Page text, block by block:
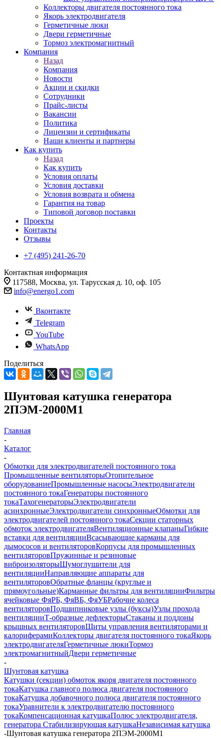
Коллекторы двигателя постоянного тока
Якорь электродвигателя
Герметичные люки
Двери герметичные
Тормоз электромагнитный
Компания
Назад
Компания
Новости
Акции и скидки
Сотрудники
Прайс-листы
Вакансии
Политика
Лицензии и сертификаты
Наши клиенты и партнеры
Как купить
Назад
Как купить
Условия оплаты
Условия доставки
Условия возврата и обмена
Гарантия на товар
Типовой договор поставки
Проекты
Контакты
Отзывы
+7 (495) 241-26-70
Контактная информация
117588, Москва, ул. Тарусская д. 10, оф. 105
info@energo1.com
Вконтакте
Telegram
YouTube
WhatsApp
Поделиться
Шунтовая катушка генератора
2ПЭМ-2000М1
Главная
-
Каталог
-
Обмотки для электродвигателей постоянного тока
Промышленные вентиляторыОтопительное
оборудованиеПромышленные насосыЭлектродвигатели
постоянного токаГенераторы постоянного
токаТахогенераторыЭлектродвигатели
асинхронныеЭлектродвигатели синхронныеОбмотки для
электродвигателей постоянного токаСекции статорных
обмоток электродвигателяВентиляционные клапаныГибкие
вставки для вентиляцииВсасывающие карманы для
дымососов и вентиляторовКорпусы для промышленных
вентиляторовПружинные и резиновые
виброизоляторыШумоглушители для
вентиляцииНаправляющие аппараты для
вентиляторовОбратные фланцы (круглые и
прямоугольные)Карманные фильтры для вентиляцииФильтры
ячейковые ФяРБ, ФяВБ, ФяУБРабочие колеса
вентиляторовПодшипниковые узлы (буксы)Узлы прохода
вентиляцииТ-образные дефлекторыСтаканы и поддоны
крышных вентиляторовЩиты управления вентиляторами и
калориферамиКоллекторы двигателя постоянного токаЯкорь
электродвигателяГерметичные люкиТормоз
электромагнитныйДвери герметичные
-
Шунтовая катушка
Катушки (секции) обмоток якоря двигателя постоянного
токаКатушка главного полюса двигателя постоянного
токаКатушка добавочного полюса двигателя постоянного
токаУравнители к электродвигателю постоянного
токаКомпенсационная катушкаПолюс электродвигателя,
генератора Стабилизирующая катушкаНезависимая катушка
-Шунтовая катушка генератора 2ПЭМ-2000М1